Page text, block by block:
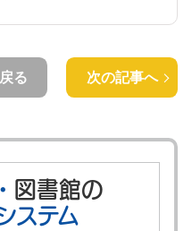
る 次の記事へ
・ 図書館の
ステム